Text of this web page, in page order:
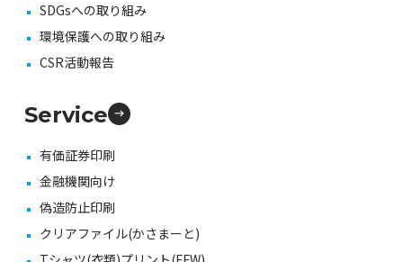
SDGsへの取り組み
環境保護への取り組み
CSR活動報告
Service
有価証券印刷
金融機関向け
偽造防止印刷
クリアファイル(かさまーと)